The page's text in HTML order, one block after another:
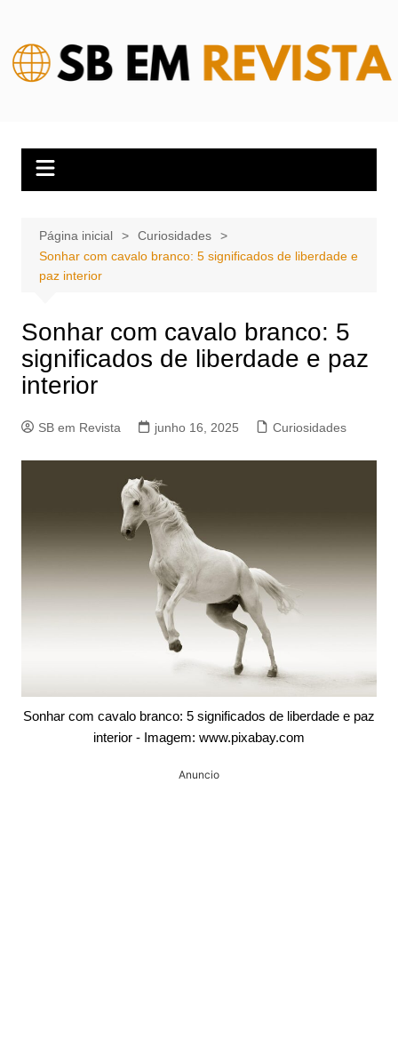
conteúdo
Página inicial
Curiosidades
Sonhar com cavalo branco: 5 significados de liberdade e
paz interior
Sonhar com cavalo branco: 5
significados de liberdade e paz
interior
SB em Revista junho 16, 2025 Curiosidades
Sonhar com cavalo branco: 5 significados de liberdade e paz
interior - Imagem: www.pixabay.com
Anuncio